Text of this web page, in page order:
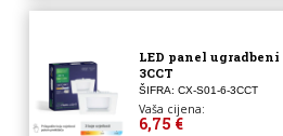
LED panel
3CCT
ŠIFRA: CX-S01-6-3CCT
Vaša cijena:
6,75 €